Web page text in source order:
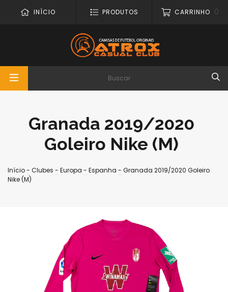
INÍCIO PRODUTOS CARRINHO 0
Granada 2019/2020
Goleiro Nike (M)
Início- Clubes - Europa - Espanha - Granada 2019/2020 Goleiro
Nike (M)